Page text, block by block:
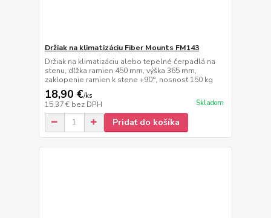
Držiak na klimatizáciu Fiber Mounts FM143
Držiak na klimatizáciu alebo tepelné čerpadlá na
stenu, dľžka ramien 450 mm, výška 365 mm,
zaklopenie ramien k stene +90°, nosnosť 150 kg
18,90 €/ks
15,37 € bez DPH Skladom
Pridať do košíka